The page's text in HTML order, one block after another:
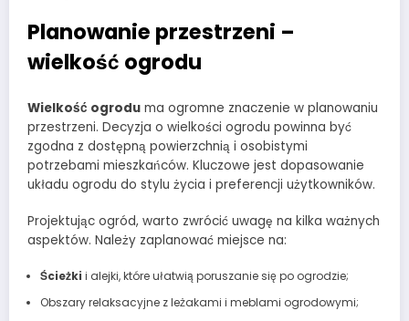
Planowanie przestrzeni –
wielkość ogrodu
Wielkość ogrodu ma ogromne znaczenie w planowaniu
przestrzeni. Decyzja o wielkości ogrodu powinna być
zgodna z dostępną powierzchnią i osobistymi
potrzebami mieszkańców. Kluczowe jest dopasowanie
układu ogrodu do stylu życia i preferencji użytkowników.
Projektując ogród, warto zwrócić uwagę na kilka ważnych
aspektów. Należy zaplanować miejsce na:
Ścieżki i alejki, które ułatwią poruszanie się po ogrodzie;
Obszary relaksacyjne z leżakami i meblami ogrodowymi;